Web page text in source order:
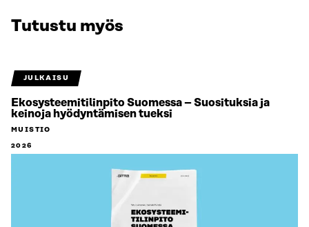
Tutustu myös
JULKAISU
Ekosysteemitilinpito Suomessa – Suosituksia ja
keinoja hyödyntämisen tueksi
MUISTIO
2026